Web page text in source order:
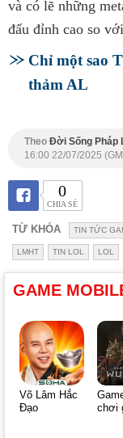
và có lẽ những
đấu đỉnh cao so
Chỉ một sao
thảm AL
Theo Đời Sống Pháp
16:00 22/07/2025
0
CHIA SẺ
TỪ KHÓA TIN TỨC
LMHT TIN LOL LOL
GAME
Võ Lâm Hắc
Đạo
chơi